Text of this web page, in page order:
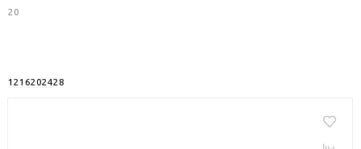
20
12 16202428